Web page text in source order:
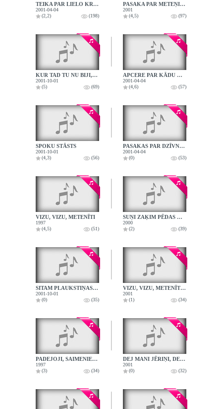
TEIKA PAR LIELO KRISTAPU - AIJA PLAUKA
2001-04-04
(2,2)
(198)
PASAKA PAR METEŅIEM
2001
(4,5)
(97)
KUR TAD TU NU BIJI, ĀZĪTI MANU
2001-10-01
(5)
(69)
APCERE PAR KĀDU GUDRU SARUNU - ARMANDA VILCĀNE
2001-04-04
(4,6)
(57)
SPOKU STĀSTS
2001-10-01
(4,3)
(56)
PASAKAS PAR DZĪVNIEKIEM - KĀ MĀJAS PELE GĀJA CIEMOS PIE LAUKU PELES
2001-04-04
(0)
(53)
VIZU, VIZU, METENĪTI
1997
(4,5)
(51)
SUŅI ZAĶIM PĒDAS DZINA
2000
(2)
(39)
SITAM PLAUKSTIŅAS, ĶERAM MUŠIŅAS
2001-10-01
(0)
(35)
VIZU, VIZU, METENĪTI, PAŅUDIS
2001
(1)
(34)
PADEJOJI, SAIMENIECE, METENĪŠA VAKARĀ
1997
(3)
(34)
DEJ MANI JĒRIŅI, DEJ KAZLĒNIŅI
2001
(0)
(32)